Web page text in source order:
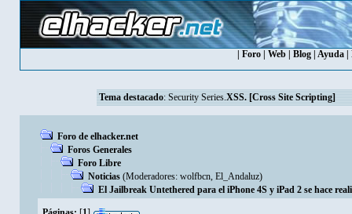
Foro| Web| Blog| Ayuda|
Tema destacado: Security Series.XSS. [Cross Site Scripting]
Foro de elhacker.net
Foros Generales
Foro Libre
Noticias (Moderadores: wolfbcn, El_Andaluz)
El Jailbreak Untethered para el iPhone 4S y iPad 2 se hace